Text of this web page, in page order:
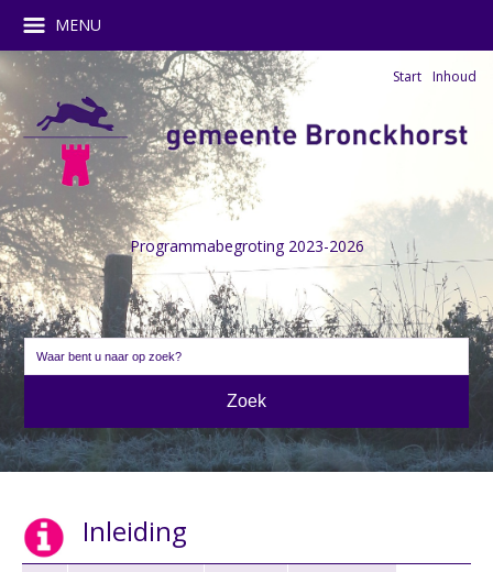
Programmabegroting 2023-2026
Start Inhoud
MENU
Inleiding